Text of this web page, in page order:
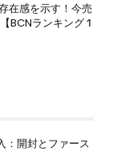
在感を示す！今売
BCNランキング 1
開封とファース